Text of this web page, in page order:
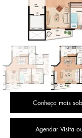
Conheça mais
Agendar Visita